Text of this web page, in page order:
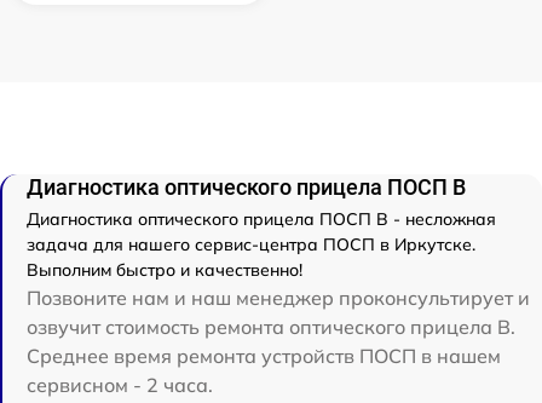
Диагностика оптического прицела ПОСП B
Диагностика оптического прицела ПОСП B - несложная
задача для нашего сервис-центра ПОСП в Иркутске.
Выполним быстро и качественно!
Позвоните нам и наш менеджер проконсультирует и
озвучит стоимость ремонта оптического прицела B.
Среднее время ремонта устройств ПОСП в нашем
сервисном - 2 часа.